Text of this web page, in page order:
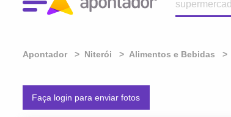
Apontador Niterói Alimentos e Bebidas
Faça login para enviar fotos